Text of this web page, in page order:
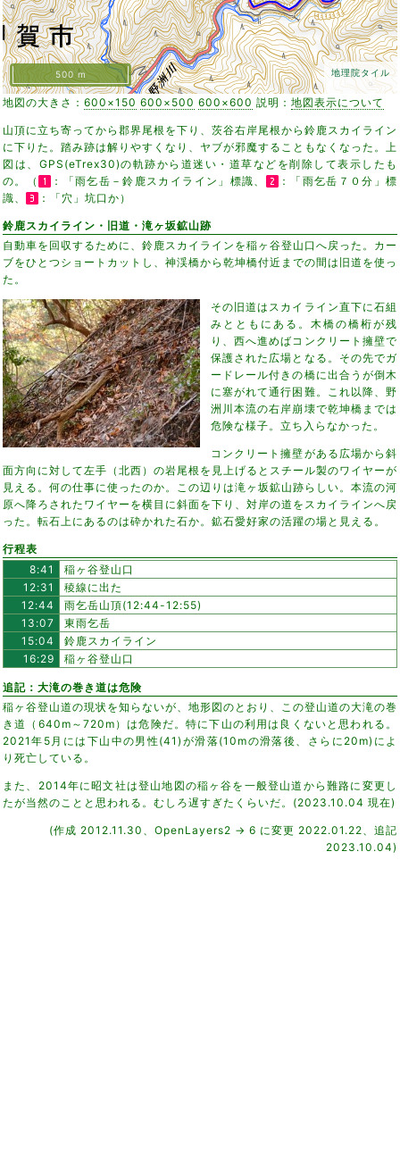
地理院タイル
500 m
地図の大きさ： 600×150 600×500 600×600 説明： 地図表示について
山頂に立ち寄ってから郡界尾根を下り、茨谷右岸尾根から鈴鹿スカイライン
に下りた。踏み跡は解りやすくなり、ヤブが邪魔することもなくなった。上
図は、GPS(eTrex30)の軌跡から道迷い・道草などを削除して表示したも
の。（
：「雨乞岳－鈴鹿スカイライン」標識、
：「雨乞岳７０分」標
識、
：「穴」坑口か）
鈴鹿スカイライン・旧道・滝ヶ坂鉱山跡
自動車を回収するために、鈴鹿スカイラインを稲ヶ谷登山口へ戻った。カー
ブをひとつショートカットし、神渓橋から乾坤橋付近までの間は旧道を使っ
た。
その旧道はスカイライン直下に石組
みとともにある。木橋の橋桁が残
り、西へ進めばコンクリート擁壁で
保護された広場となる。その先でガ
ードレール付きの橋に出合うが倒木
に塞がれて通行困難。これ以降、野
洲川本流の右岸崩壊で乾坤橋までは
危険な様子。立ち入らなかった。
コンクリート擁壁がある広場から斜
面方向に対して左手（北西）の岩尾根を見上げるとスチール製のワイヤーが
見える。何の仕事に使ったのか。この辺りは滝ヶ坂鉱山跡らしい。本流の河
原へ降ろされたワイヤーを横目に斜面を下り、対岸の道をスカイラインへ戻
った。転石上にあるのは砕かれた石か。鉱石愛好家の活躍の場と見える。
行程表
8:41
稲ヶ谷登山口
12:31
稜線に出た
12:44
雨乞岳山頂(12:44-12:55)
13:07
東雨乞岳
15:04
鈴鹿スカイライン
16:29
稲ヶ谷登山口
追記：大滝の巻き道は危険
稲ヶ谷登山道の現状を知らないが、地形図のとおり、この登山道の大滝の巻
き道（640m～720m）は危険だ。特に下山の利用は良くないと思われる。
2021年5月には下山中の男性(41)が滑落(10mの滑落後、さらに20m)によ
り死亡している。
また、2014年に昭文社は登山地図の稲ヶ谷を一般登山道から難路に変更し
たが当然のことと思われる。むしろ遅すぎたくらいだ。(2023.10.04 現在)
(作成 2012.11.30、OpenLayers2 → 6 に変更 2022.01.22、追記
2023.10.04)